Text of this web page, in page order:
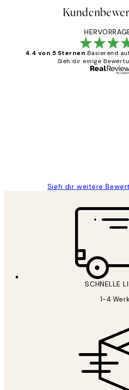
4.4 von 5 Sternen Basierend
Sieh dir einige
Sieh dir weitere
SCHNELLE
1-4